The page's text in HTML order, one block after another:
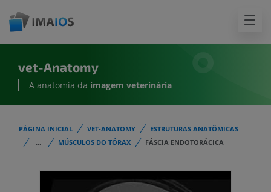
vet-Anatomy
A anatomia da imagem veterinária
PÁGINA INICIAL VET-ANATOMY
ESTRUTURAS ANATÔMICAS
...
MÚSCULOS DO TÓRAX FÁSCIA ENDOTORÁCICA